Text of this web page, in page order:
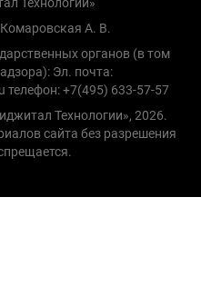
А. В.
органов (в том
Эл. почта:
телефон: +7(495) 633-57-57
Технологии», 2026.
сайта без разрешения